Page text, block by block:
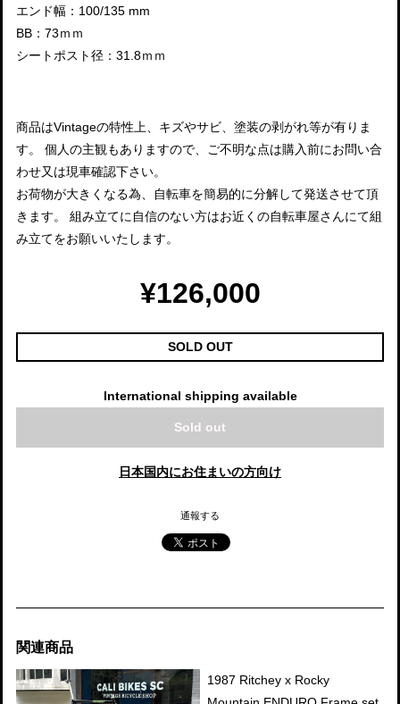
エンド幅：100/135 mm
BB：73ｍｍ
シートポスト径：31.8ｍｍ
商品はVintageの特性上、キズやサビ、塗装の剥がれ等が有りま
す。 個人の主観もありますので、ご不明な点は購入前にお問い合
わせ又は現車確認下さい。
お荷物が大きくなる為、自転車を簡易的に分解して発送させて頂
きます。 組み立てに自信のない方はお近くの自転車屋さんにて組
み立てをお願いいたします。
¥126,000
SOLD OUT
International shipping available
Sold out
日本国内にお住まいの方向け
通報する
関連商品
1987 Ritchey x Rocky